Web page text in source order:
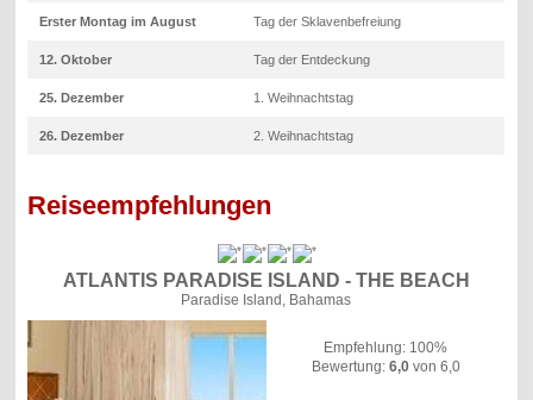
Erster Montag im August Tag der Sklavenbefreiung
12. Oktober Tag der Entdeckung
25. Dezember 1. Weihnachtstag
26. Dezember 2. Weihnachtstag
Reiseempfehlungen
ATLANTIS PARADISE ISLAND - THE BEACH
Paradise Island, Bahamas
Empfehlung: 100%
Bewertung: 6,0von 6,0